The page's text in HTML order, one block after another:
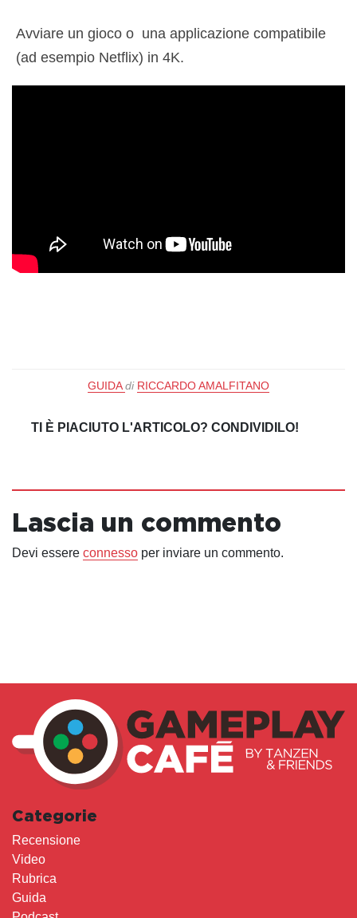
Avviare un gioco o una applicazione compatibile
(ad esempio Netflix) in 4K.
GUIDA di RICCARDO AMALFITANO
TI È PIACIUTO L'ARTICOLO? CONDIVIDILO!
Lascia un commento
Devi essere connesso per inviare un commento.
Categorie
Recensione
Video
Rubrica
Guida